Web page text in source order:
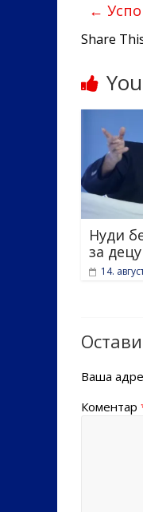
o
o
k
←
Share
Нуди
за
14.
Ваша
Коментар